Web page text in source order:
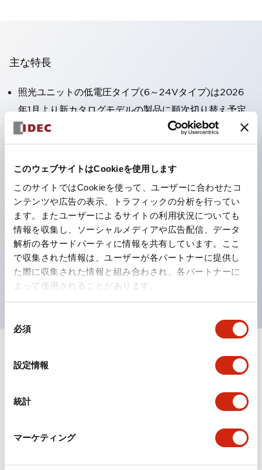
このウェブサイトはCookieを使用します
このサイトではCookieを使って、ユーザーに合わせたコ
ンテンツや広告の表示、トラフィックの分析を行ってい
ます。またユーザーによるサイトの利用状況についても
情報を収集し、ソーシャルメディアや広告配信、データ
解析の各サードパーティに情報を共有しています。ここ
で収集された情報は、ユーザーが各パートナーに提供し
た際に収集された情報と組み合わされ、各パートナーに
よって使用されることがあります。
必須
設定情報
統計
マーケティング
主な特長
照光ユニットの低電圧タイプ(6～24Vタイプ)は2026
年1月より新カタログモデルの製品に順次切り替え予定
高電圧タイプのLED球が搭載可能になり、ダイレクト
タイプの定格使用電圧が最大240Vまで対応可能になり
ました。
プを除く）
丸形圧着端子の配線工数を大幅に削減。
ひとつで6色の役をこなすLED球（LSRD球）。これま
で色ごとに分かれていたLED球を、1色のLED球で各色
を表現できるようにしました。
UL、CSA、TÜV、CCC認証品。（一部機種は除く）
ドキュメントとファイル
カタログ
版）（日本語）